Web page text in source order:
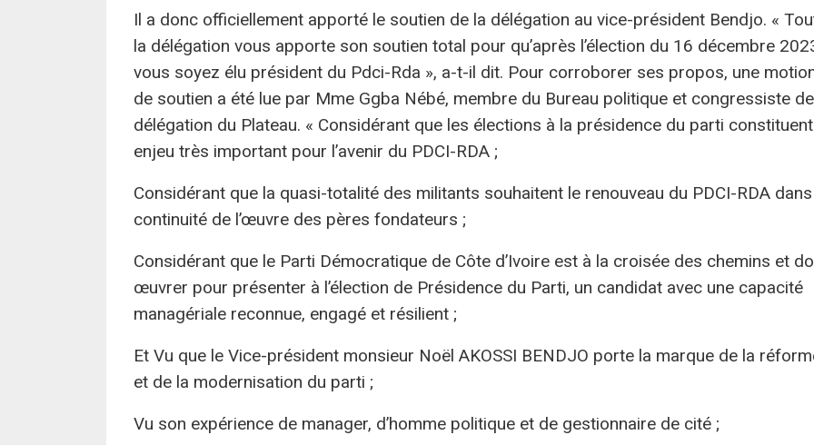
Il a donc officiellement apporté le soutien de la délégation au vice-président Bendjo. «
la délégation vous apporte son soutien total pour qu’après l’élection du 16 décembre
vous soyez élu président du Pdci-Rda », a-t-il dit. Pour corroborer ses propos, une
de soutien a été lue par Mme Ggba Nébé, membre du Bureau politique et congressiste
délégation du Plateau. « Considérant que les élections à la présidence du parti
enjeu très important pour l’avenir du PDCI-RDA ;
Considérant que la quasi-totalité des militants souhaitent le renouveau du PDCI-RDA
continuité de l’œuvre des pères fondateurs ;
Considérant que le Parti Démocratique de Côte d’Ivoire est à la croisée des chemins et
œuvrer pour présenter à l’élection de Présidence du Parti, un candidat avec une capacité
managériale reconnue, engagé et résilient ;
Et Vu que le Vice-président monsieur Noël AKOSSI BENDJO porte la marque de la
et de la modernisation du parti ;
Vu son expérience de manager, d’homme politique et de gestionnaire de cité ;